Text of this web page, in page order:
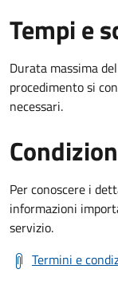
Tempi e
Durata massima
procedimento si
necessari.
Per conoscere i
informazioni
servizio.
Termini e